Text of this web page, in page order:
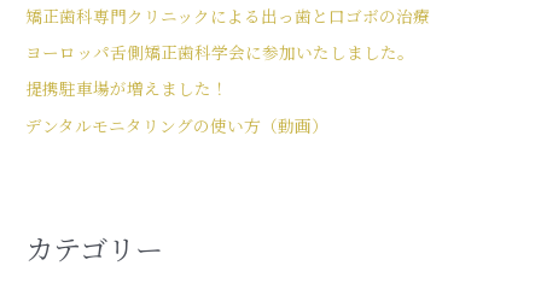
矯正歯科専門クリニックによる出っ歯と口ゴボの治療
ヨーロッパ舌側矯正歯科学会に参加いたしました。
提携駐車場が増えました！
デンタルモニタリングの使い方（動画）
カテゴリー